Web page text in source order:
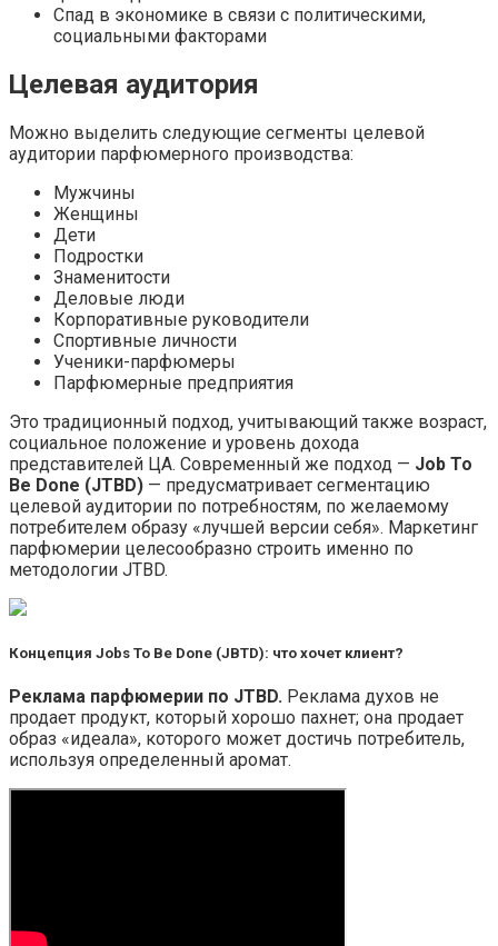
Спад в экономике в связи с политическими,
социальными факторами
Целевая аудитория
Можно выделить следующие сегменты целевой
аудитории парфюмерного производства:
Мужчины
Женщины
Дети
Подростки
Знаменитости
Деловые люди
Корпоративные руководители
Спортивные личности
Ученики-парфюмеры
Парфюмерные предприятия
Это традиционный подход, учитывающий также возраст,
социальное положение и уровень дохода
представителей ЦА. Современный же подход — Job To
Be Done (JTBD) — предусматривает сегментацию
целевой аудитории по потребностям, по желаемому
потребителем образу «лучшей версии себя». Маркетинг
парфюмерии целесообразно строить именно по
методологии JTBD.
Концепция Jobs To Be Done (JBTD): что хочет клиент?
Реклама парфюмерии по JTBD. Реклама духов не
продает продукт, который хорошо пахнет; она продает
образ «идеала», которого может достичь потребитель,
используя определенный аромат.